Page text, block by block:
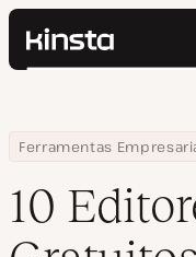
Kinsta®
Preços
Contato
Pesquisar
Home
Centro de Recursos
Blog
Ferramentas
10 Editores de HTML
10